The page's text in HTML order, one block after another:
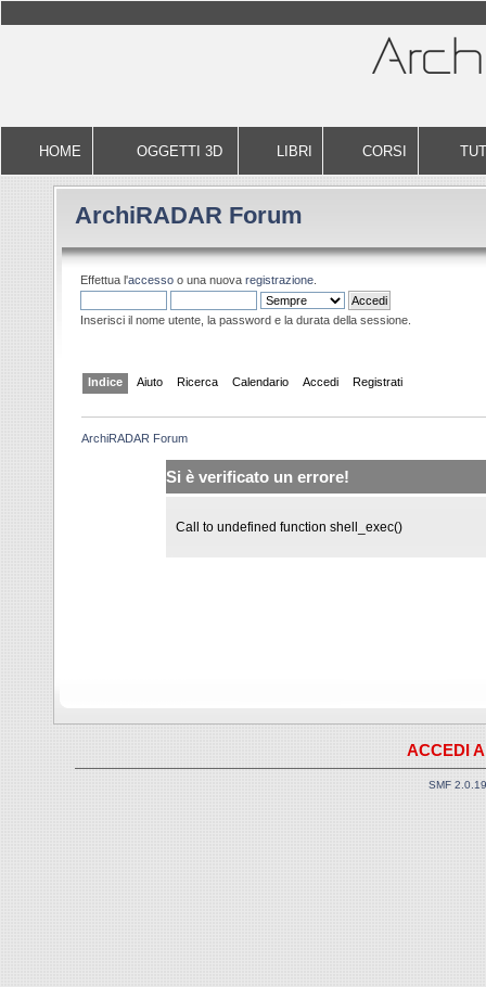
HOME OGGETTI 3D LIBRI CORSI
ArchiRADAR Forum
Effettua l'accesso o una nuova registrazione.
Inserisci il nome utente, la password e la durata della sessione.
Indice Aiuto Ricerca Calendario Accedi Registrati
ArchiRADAR Forum
Si è verificato un errore!
Call to undefined function shell_exec()
ACCEDI
SMF 2.0.19